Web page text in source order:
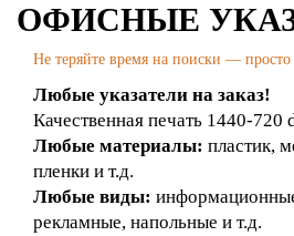
ОФИСНЫЕ
Не теряйте время на поиски — просто
Любые указатели на заказ!
Качественная печать 1440-720
Любые материалы: пластик,
пленки и т.д.
Любые виды:
рекламные, напольные и т.д.